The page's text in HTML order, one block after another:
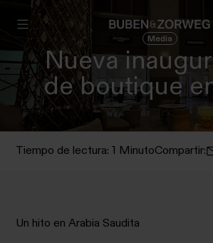
Media
Nueva
de boutique
Tiempo de lectura: 1 MinutoCompartir:
Un hito en Arabia Saudita